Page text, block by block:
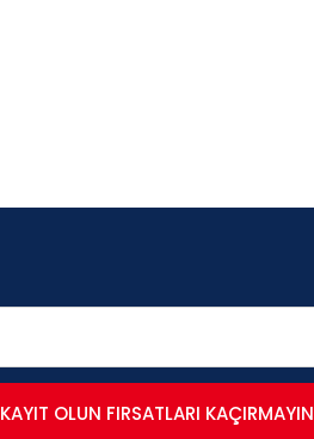
KAYIT OLUN FIRSATLARI KAÇIRMAYIN